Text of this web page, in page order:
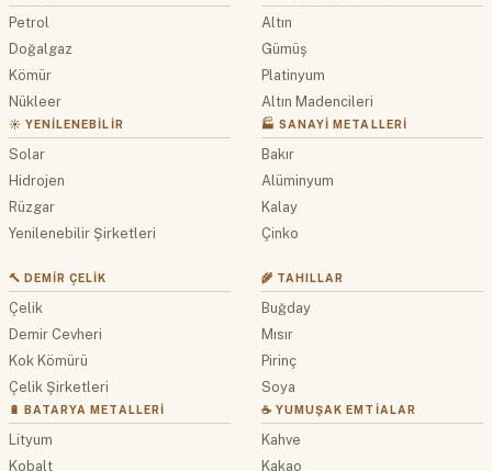
Petrol
Doğalgaz
Kömür
Nükleer
☀️ YENILENEBILIR
Solar
Hidrojen
Rüzgar
Yenilenebilir Şirketleri
Altın
Gümüş
Platinyum
Altın Madencileri
🏭 SANAYI METALLERI
Bakır
Alüminyum
Kalay
Çinko
🔨 DEMIR ÇELIK
Çelik
Demir Cevheri
Kok Kömürü
Çelik Şirketleri
🔋 BATARYA METALLERI
Lityum
Kobalt
🌾 TAHILLAR
Buğday
Mısır
Pirinç
Soya
☕ YUMUŞAK EMTIALAR
Kahve
Kakao